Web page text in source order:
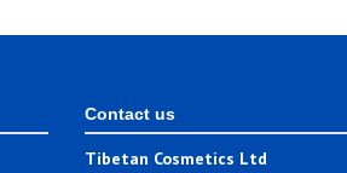
Contact us
Tibetan Cosmetics Ltd